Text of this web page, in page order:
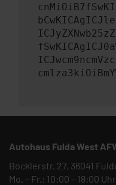
Autohaus Fulda West
Böcklerstr. 27, 36041
Mo. – Fr.: 10:00 – 18:00 Uhr